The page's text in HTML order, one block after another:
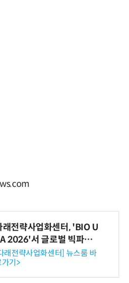
래전략사업화센터, 'BIO U
2026'서 글로벌 빅파마
의 비즈니스 미팅 지원…K
이오 해외 진출 교두보 확
래전략사업화센터] 뉴스룸 바
기>